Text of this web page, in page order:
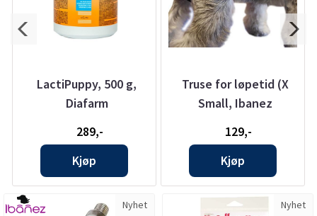
LactiPuppy, 500 g,
Diafarm
289,-
Kjøp
Truse for løpetid (X
Small, Ibanez
129,-
Kjøp
Nyhet Nyhet